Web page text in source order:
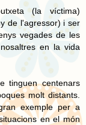
(la víctima)
de l'agressor) i ser
vegades de les
en la vida
tinguen centenars
molt distants.
exemple per a
en el món